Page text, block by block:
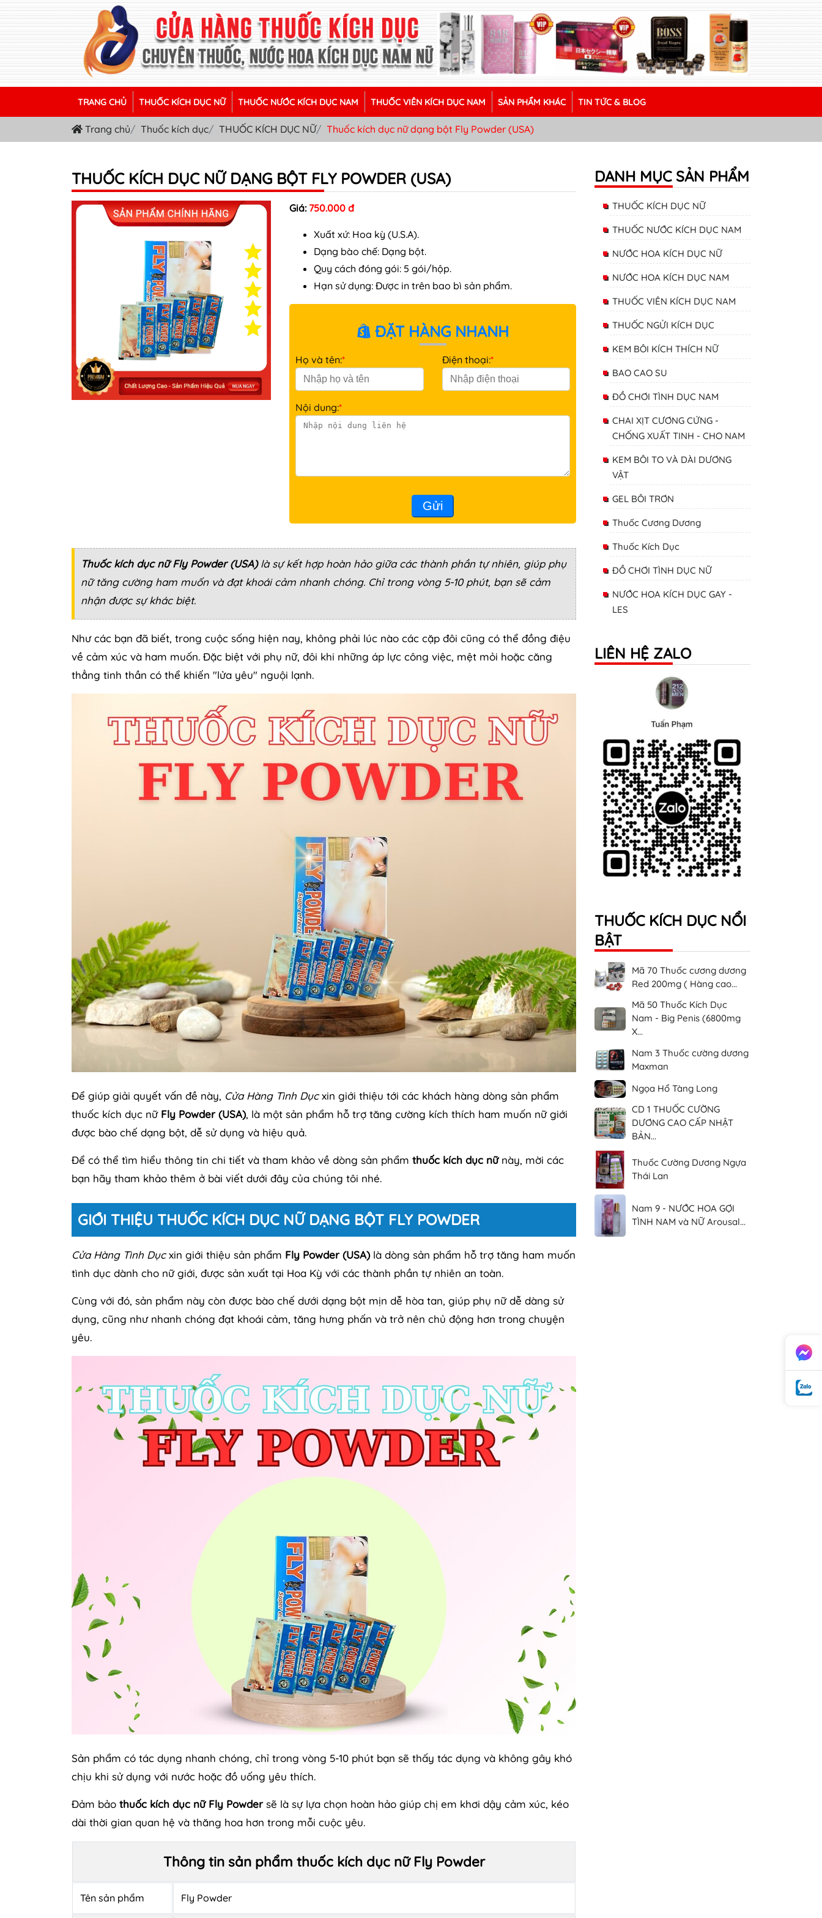
TRANG CHỦ THUỐC KÍCH DỤC NỮ THUỐC NƯỚC KÍCH DỤC NAM THUỐC VIÊN KÍCH DỤC NAM SẢN PHẨM KHÁC TIN TỨC & BLOG
Trang chủ Thuốc kích dục THUỐC KÍCH DỤC NỮ Thuốc kích dục nữ dạng bột Fly Powder (USA)
THUỐC KÍCH DỤC NỮ DẠNG BỘT FLY POWDER (USA)
Giá: 750.000 đ
Xuất xứ: Hoa kỳ (U.S.A).
Dạng bào chế: Dạng bột.
Quy cách đóng gói: 5 gói/hộp.
Hạn sử dụng: Được in trên bao bì sản phẩm.
ĐẶT HÀNG NHANH
Họ và tên:* Điện thoại:*
Nội dung:*
Gửi
Thuốc kích dục nữ Fly Powder (USA)là sự kết hợp hoàn hảo giữa các thành phần tự nhiên, giúp phụ
nữ tăng cường ham muốn và đạt khoái cảm nhanh chóng. Chỉ trong vòng 5-10 phút, bạn sẽ cảm
nhận được sự khác biệt.
Như các bạn đã biết, trong cuộc sống hiện nay, không phải lúc nào các cặp đôi cũng có thể đồng điệu
về cảm xúc và ham muốn. Đặc biệt với phụ nữ, đôi khi những áp lực công việc, mệt mỏi hoặc căng
thẳng tinh thần có thể khiến "lửa yêu" nguội lạnh.
Để giúp giải quyết vấn đề này, Cửa Hàng Tình Dụcxin giới thiệu tới các khách hàng dòng sản phẩm
thuốc kích dục nữ Fly Powder (USA), là một sản phẩm hỗ trợ tăng cường kích thích ham muốn nữ giới
được bào chế dạng bột, dễ sử dụng và hiệu quả.
Để có thể tìm hiểu thông tin chi tiết và tham khảo về dòng sản phẩm thuốc kích dục nữnày, mời các
bạn hãy tham khảo thêm ở bài viết dưới đây của chúng tôi nhé.
GIỚI THIỆU THUỐC KÍCH DỤC NỮ DẠNG BỘT FLY POWDER
Cửa Hàng Tình Dụcxin giới thiệu sản phẩm Fly Powder (USA)là dòng sản phẩm hỗ trợ tăng ham muốn
tình dục dành cho nữ giới, được sản xuất tại Hoa Kỳ với các thành phần tự nhiên an toàn.
Cùng với đó, sản phẩm này còn được bào chế dưới dạng bột mịn dễ hòa tan, giúp phụ nữ dễ dàng sử
dụng, cũng như nhanh chóng đạt khoái cảm, tăng hưng phấn và trở nên chủ động hơn trong chuyện
yêu.
Sản phẩm có tác dụng nhanh chóng, chỉ trong vòng 5-10 phút bạn sẽ thấy tác dụng và không gây khó
chịu khi sử dụng với nước hoặc đồ uống yêu thích.
Đảm bảo thuốc kích dục nữ Fly Powdersẽ là sự lựa chọn hoàn hảo giúp chị em khơi dậy cảm xúc, kéo
dài thời gian quan hệ và thăng hoa hơn trong mỗi cuộc yêu.
Thông tin sản phẩm thuốc kích dục nữ Fly Powder
Tên sản phẩm Fly Powder
DANH MỤC SẢN PHẨM
THUỐC KÍCH DỤC NỮ
THUỐC NƯỚC KÍCH DỤC NAM
NƯỚC HOA KÍCH DỤC NỮ
NƯỚC HOA KÍCH DỤC NAM
THUỐC VIÊN KÍCH DỤC NAM
THUỐC NGỬI KÍCH DỤC
KEM BÔI KÍCH THÍCH NỮ
BAO CAO SU
ĐỒ CHƠI TÌNH DỤC NAM
CHAI XỊT CƯƠNG CỨNG -
CHỐNG XUẤT TINH - CHO NAM
KEM BÔI TO VÀ DÀI DƯƠNG
VẬT
GEL BÔI TRƠN
Thuốc Cương Dương
Thuốc Kích Dục
ĐỒ CHƠI TÌNH DỤC NỮ
NƯỚC HOA KÍCH DỤC GAY -
LES
LIÊN HỆ ZALO
THUỐC KÍCH DỤC NỔI
BẬT
Mã 70 Thuốc cương dương
Red 200mg ( Hàng cao...
Mã 50 Thuốc Kích Dục
Nam - Big Penis (6800mg
X...
Nam 3 Thuốc cường dương
Maxman
Ngọa Hổ Tàng Long
CD 1 THUỐC CƯỜNG
DƯƠNG CAO CẤP NHẬT
BẢN...
Thuốc Cường Dương Ngựa
Thái Lan
Nam 9 - NƯỚC HOA GỢI
TÌNH NAM và NỮ Arousal...